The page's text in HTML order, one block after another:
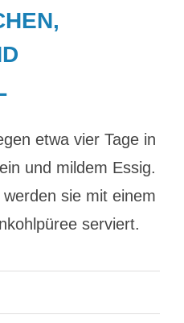
etwa vier Tage in
und mildem Essig.
sie mit einem
serviert.